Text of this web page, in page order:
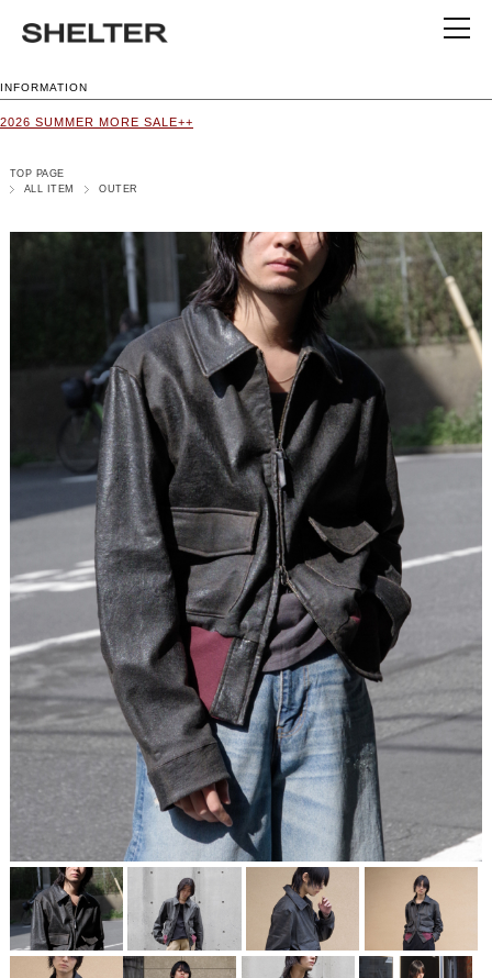
INFORMATION
2026 SUMMER MORE SALE++
TOP PAGE
ALL ITEM
OUTER